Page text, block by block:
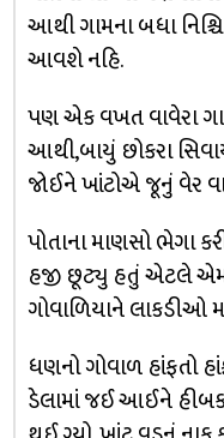
આથી ગામના બધા
આવશે નહિ.
પણ એક વખત વાવેરા
આથી,બાયું છોકરા
જોઈને ખાંટોએ જૂનું વેર
પોતાના માણસો ભેગા
હજી છૂટ્યુ હતું એટલે
ગોવાળિયાને લાકડીઓ
ધણનો ગોવાળ હાંફતો
ડેલામાં જઈ આઈને